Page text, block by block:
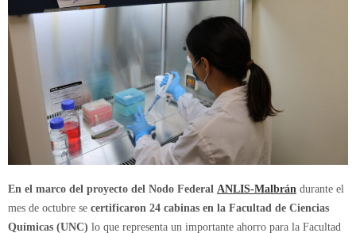
En el marco del proyecto del Nodo Federal ANLIS-Malbrán durante el
mes de octubre se certificaron 24 cabinas en la Facultad de Ciencias
Químicas (UNC) lo que representa un importante ahorro para la Facultad